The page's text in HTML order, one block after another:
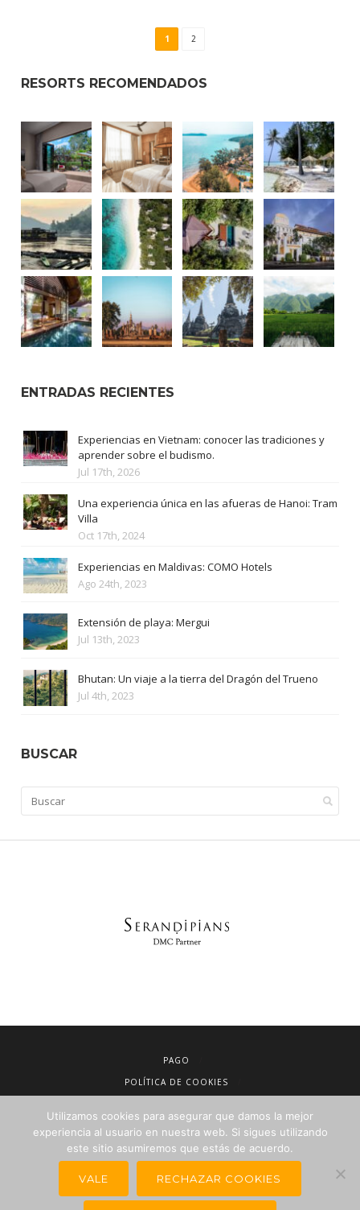
1 2
RESORTS RECOMENDADOS
ENTRADAS RECIENTES
Experiencias en Vietnam: conocer las tradiciones y
aprender sobre el budismo.
Jul 17th, 2026
Una experiencia única en las afueras de Hanoi: Tram
Villa
Oct 17th, 2024
Experiencias en Maldivas: COMO Hotels
Ago 24th, 2023
Extensión de playa: Mergui
Jul 13th, 2023
Bhutan: Un viaje a la tierra del Dragón del Trueno
Jul 4th, 2023
BUSCAR
PAGO
POLÍTICA DE COOKIES
CONDICIONES DE VENTA
POLÍTICA DE PRIVACIDAD
Utilizamos cookies para asegurar que damos la mejor
experiencia al usuario en nuestra web. Si sigues utilizando
este sitio asumiremos que estás de acuerdo.
VALE RECHAZAR COOKIES